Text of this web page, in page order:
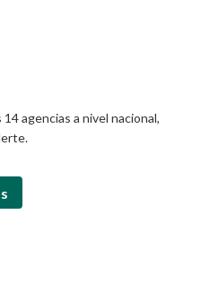
agencias a nivel nacional,